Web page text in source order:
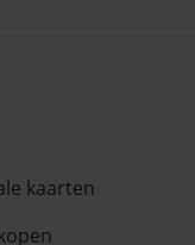
kaarten